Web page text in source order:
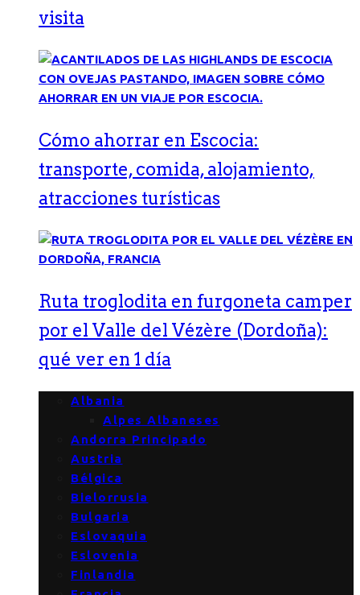
visita
Cómo ahorrar en Escocia:
transporte, comida, alojamiento,
atracciones turísticas
Ruta troglodita en furgoneta camper
por el Valle del Vézère (Dordoña):
qué ver en 1 día
Albania
Alpes Albaneses
Andorra Principado
Austria
Bélgica
Bielorrusia
Bulgaria
Eslovaquia
Eslovenia
Finlandia